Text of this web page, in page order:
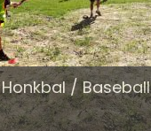
Honkbal / Baseball